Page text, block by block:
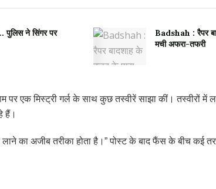
पुलिस ने सिंगर पर
Badshah : रैपर
मची अफरा-तफरी
पर एक मिस्ट्री गर्ल के साथ कुछ तस्वीरें साझा कीं। तस्वीरों में
हैं।
लाने का अजीब तरीका होता है।” पोस्ट के बाद फैंस के बीच